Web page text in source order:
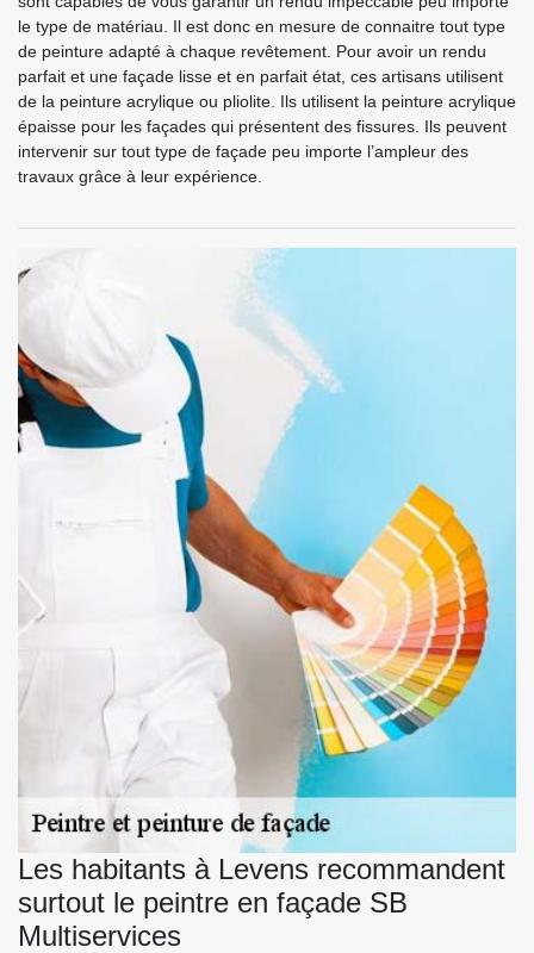
le type de matériau. Il est donc en mesure de connaitre tout type
de peinture adapté à chaque revêtement. Pour avoir un rendu
parfait et une façade lisse et en parfait état, ces artisans utilisent
de la peinture acrylique ou pliolite. Ils utilisent la peinture acrylique
épaisse pour les façades qui présentent des fissures. Ils peuvent
intervenir sur tout type de façade peu importe l’ampleur des
travaux grâce à leur expérience.
Les habitants à Levens recommandent
surtout le peintre en façade SB
Multiservices